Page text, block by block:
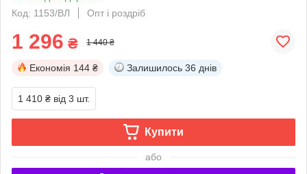
Код: 1153/ВЛ
Опт і роздріб
1 296 ₴ 1 440 ₴
Економія 144 ₴ Залишилось 36 днів
1 410 ₴ від 3 шт.
Купити
або